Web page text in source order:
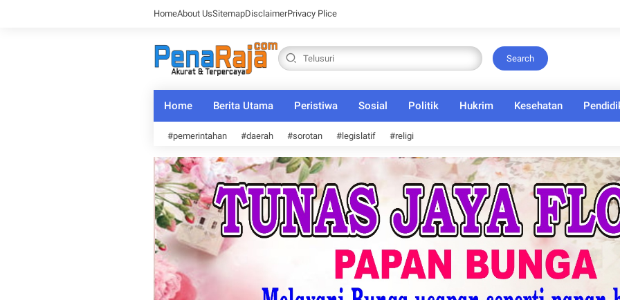
HomeAbout UsSitemapDisclaimerPrivacy Plice
Search
Home Berita Utama Peristiwa Sosial Politik Hukrim Kesehatan
#pemerintahan #daerah #sorotan #legislatif #religi